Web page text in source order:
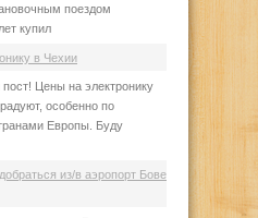
поездом
купил
в Чехии
Цены на электронику
особенно по
Европы. Буду
из/в аэропорт Бове